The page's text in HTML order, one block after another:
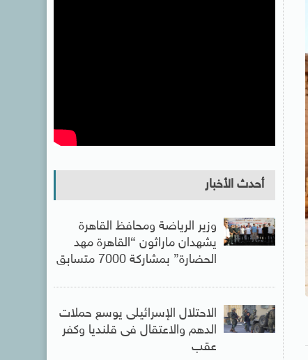
أحدث الأخبار
وزير الرياضة ومحافظ القاهرة
يشهدان ماراثون “القاهرة مهد
الحضارة” بمشاركة 7000 متسابق
الاحتلال الإسرائيلى يوسع حملات
الدهم والاعتقال فى قلنديا وكفر
عقب